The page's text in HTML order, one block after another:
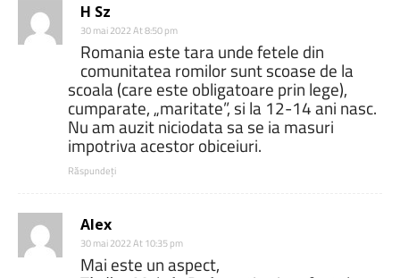
H Sz
30 mai 2022 At 8:50 pm
Romania este tara unde fetele din
comunitatea romilor sunt scoase de la
scoala (care este obligatoare prin lege),
cumparate, „maritate”, si la 12-14 ani nasc.
Nu am auzit niciodata sa se ia masuri
impotriva acestor obiceiuri.
Răspundeți
Alex
30 mai 2022 At 10:35 pm
Mai este un aspect,